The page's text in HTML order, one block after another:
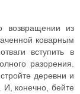
возвращении из
коварным
вступить в
разорения.
деревни и
И, конечно, бейте